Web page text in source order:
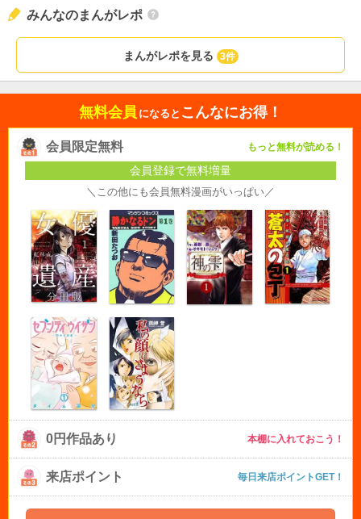
みんなのまんがレポ
まんがレポを見る 3件
無料会員 になると こんなにお得！
会員限定無料 もっと無料が読める！
会員登録で無料増量
＼この他にも会員無料漫画がいっぱい／
0円作品あり 本棚に入れておこう！
来店ポイント 毎日来店ポイントGET！